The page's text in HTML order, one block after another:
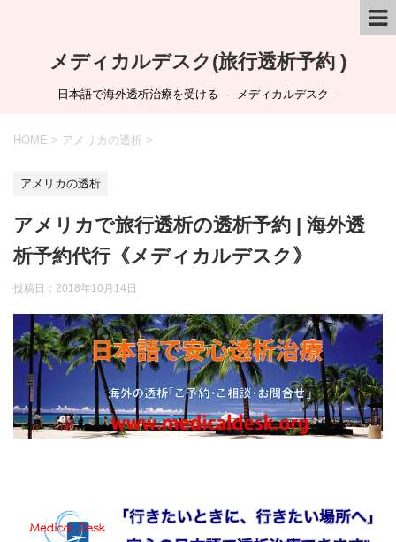
メディカルデスク(旅行透析予約 )
日本語で海外透析治療を受ける - メディカルデスク –
HOME > アメリカの透析 >
アメリカの透析
アメリカで旅行透析の透析予約 | 海外透
析予約代行《メディカルデスク》
投稿日： 2018年10月14日